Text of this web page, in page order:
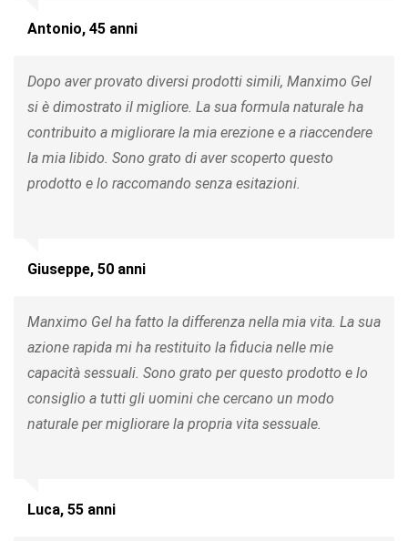
Antonio, 45 anni
Dopo aver provato diversi prodotti simili, Manximo Gel
si è dimostrato il migliore. La sua formula naturale ha
contribuito a migliorare la mia erezione e a riaccendere
la mia libido. Sono grato di aver scoperto questo
prodotto e lo raccomando senza esitazioni.
Giuseppe, 50 anni
Manximo Gel ha fatto la differenza nella mia vita. La sua
azione rapida mi ha restituito la fiducia nelle mie
capacità sessuali. Sono grato per questo prodotto e lo
consiglio a tutti gli uomini che cercano un modo
naturale per migliorare la propria vita sessuale.
Luca, 55 anni